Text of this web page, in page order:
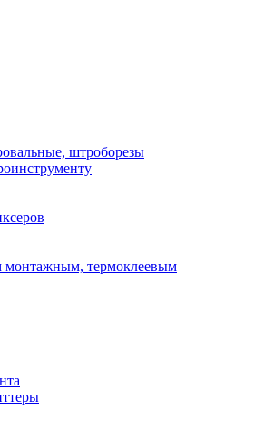
штроборезы
монтажным, термоклеевым